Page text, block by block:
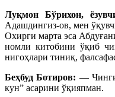
Луқмон Бўрихон,
Адашдингиз-ов, мен
Охирги марта эса
номли китобини ўқиб
нигоҳлари тиниқ,
Беҳбуд Ботиров: —
кун” асарини ўқияпман.